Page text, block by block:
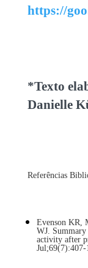
https://
*Texto
Danielle
Referências
Evenson KR
WJ.
activity after
Jul;69(7):407-